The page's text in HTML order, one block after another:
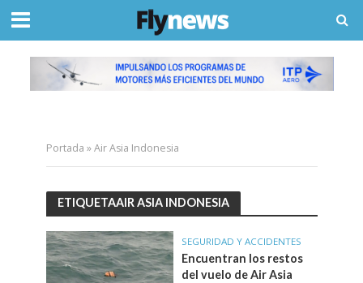
Portada »Air Asia Indonesia
ETIQUETAAIR ASIA INDONESIA
SEGURIDAD Y ACCIDENTES
Encuentran los restos
del vuelo de Air Asia